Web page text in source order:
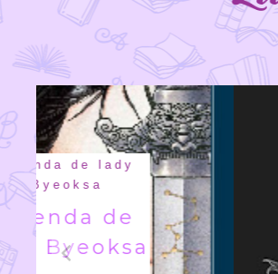
Amanda Lovelace
A Princesa
salva a si
mesma